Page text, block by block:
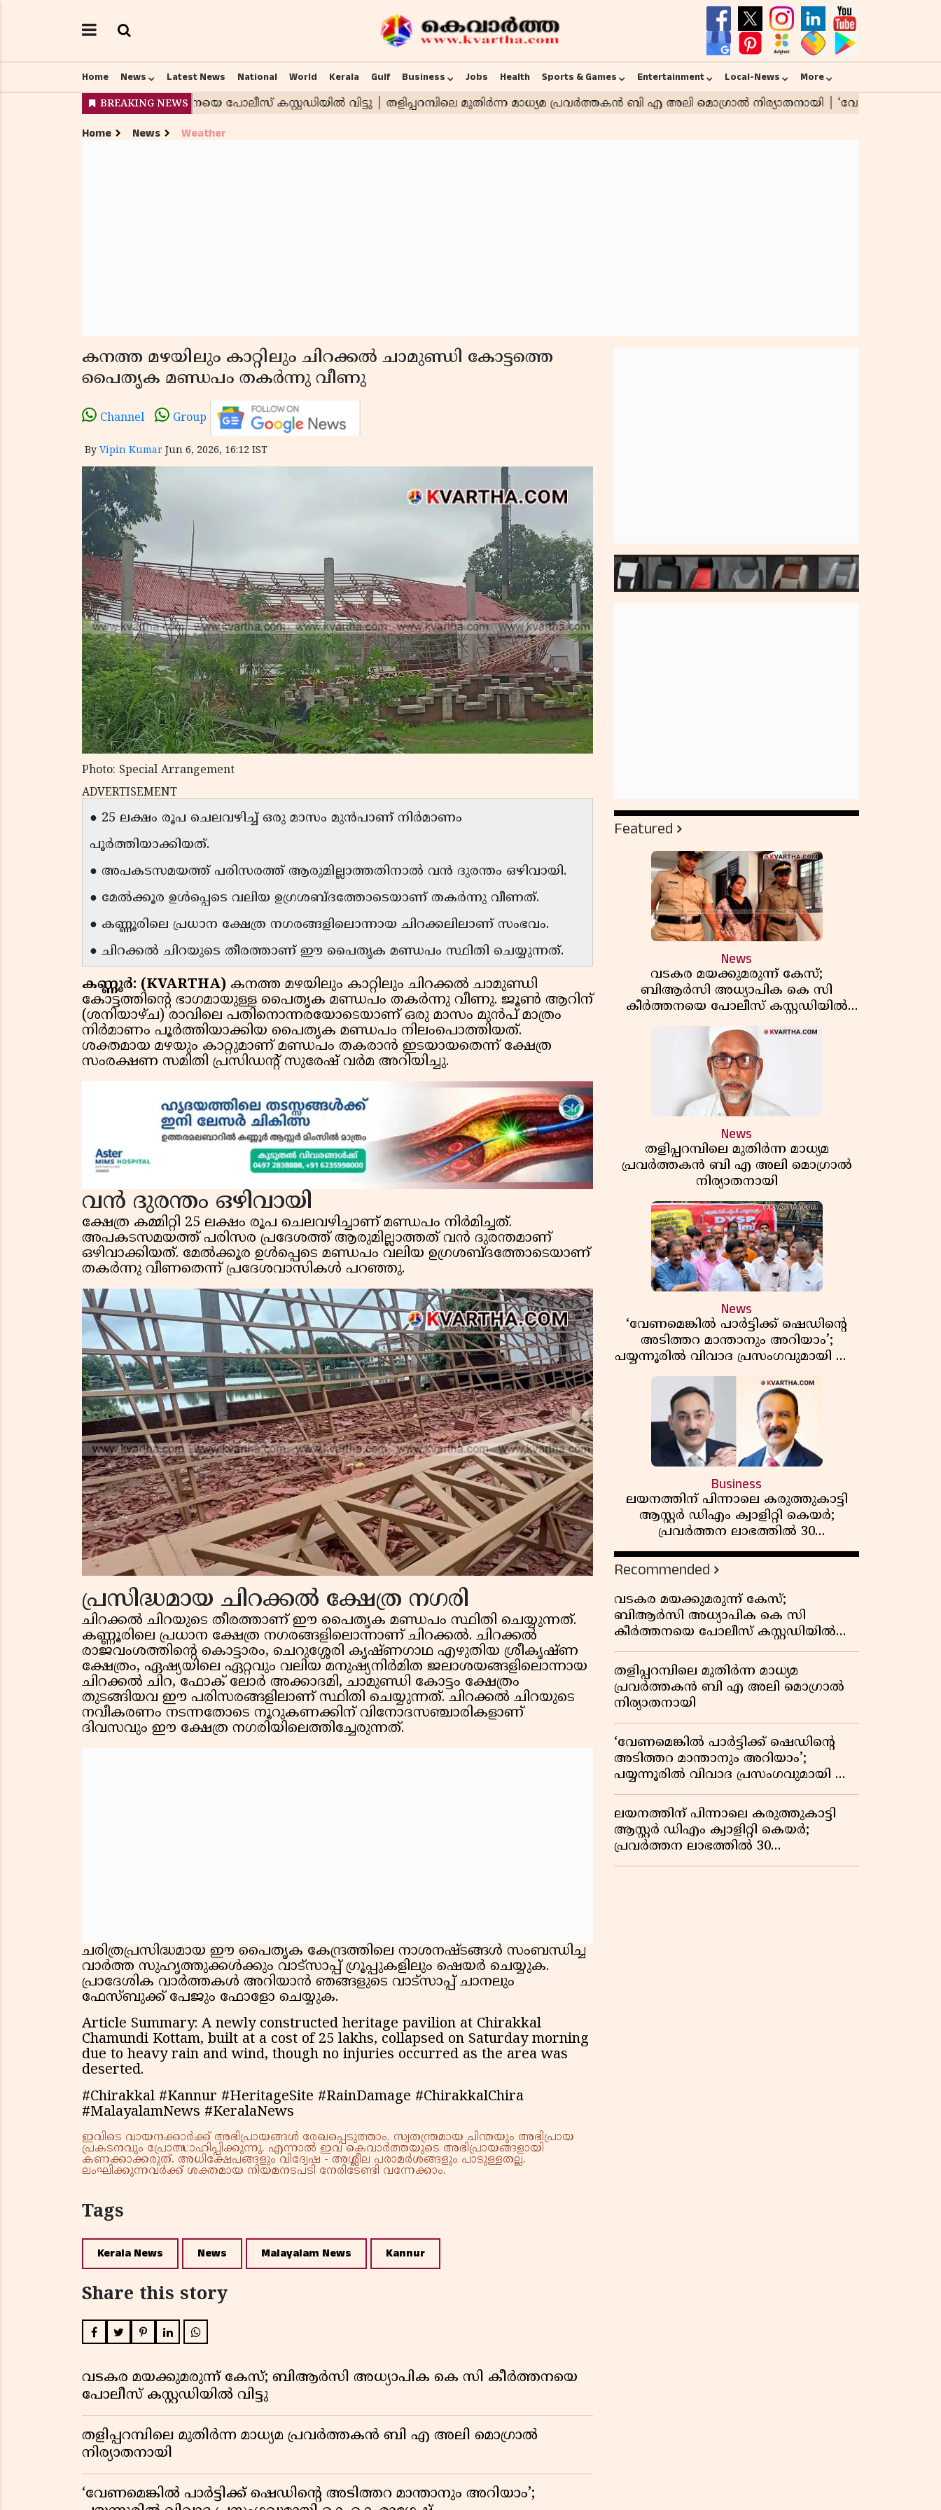
Home News Latest News National World Kerala Gulf Business Jobs Health Sports & Games Entertainment Local-News More
Home News Weather
കനത്ത മഴയിലും കാറ്റിലും ചിറക്കൽ ചാമുണ്ഡി കോട്ടത്തെ
പൈതൃക മണ്ഡപം തകർന്നു വീണു
Channel Group
By Vipin Kumar Jun 6, 2026, 16:12 IST
Photo: Special Arrangement
ADVERTISEMENT
● 25 ലക്ഷം രൂപ ചെലവഴിച്ച് ഒരു മാസം മുൻപാണ് നിർമാണം
പൂർത്തിയാക്കിയത്.
● അപകടസമയത്ത് പരിസരത്ത് ആരുമില്ലാത്തതിനാൽ വൻ ദുരന്തം ഒഴിവായി.
● മേൽക്കൂര ഉൾപ്പെടെ വലിയ ഉഗ്രശബ്ദത്തോടെയാണ് തകർന്നു വീണത്.
● കണ്ണൂരിലെ പ്രധാന ക്ഷേത്ര നഗരങ്ങളിലൊന്നായ ചിറക്കലിലാണ് സംഭവം.
● ചിറക്കൽ ചിറയുടെ തീരത്താണ് ഈ പൈതൃക മണ്ഡപം സ്ഥിതി ചെയ്യുന്നത്.
കണ്ണൂർ: (KVARTHA) കനത്ത മഴയിലും കാറ്റിലും ചിറക്കൽ ചാമുണ്ഡി
കോട്ടത്തിൻ്റെ ഭാഗമായുള്ള പൈതൃക മണ്ഡപം തകർന്നു വീണു. ജൂൺ ആറിന്
(ശനിയാഴ്ച) രാവിലെ പതിനൊന്നരയോടെയാണ് ഒരു മാസം മുൻപ് മാത്രം
നിർമാണം പൂർത്തിയാക്കിയ പൈതൃക മണ്ഡപം നിലംപൊത്തിയത്.
ശക്തമായ മഴയും കാറ്റുമാണ് മണ്ഡപം തകരാൻ ഇടയായതെന്ന് ക്ഷേത്ര
സംരക്ഷണ സമിതി പ്രസിഡൻ്റ് സുരേഷ് വർമ അറിയിച്ചു.
വൻ ദുരന്തം ഒഴിവായി
ക്ഷേത്ര കമ്മിറ്റി 25 ലക്ഷം രൂപ ചെലവഴിച്ചാണ് മണ്ഡപം നിർമിച്ചത്.
അപകടസമയത്ത് പരിസര പ്രദേശത്ത് ആരുമില്ലാത്തത് വൻ ദുരന്തമാണ്
ഒഴിവാക്കിയത്. മേൽക്കൂര ഉൾപ്പെടെ മണ്ഡപം വലിയ ഉഗ്രശബ്ദത്തോടെയാണ്
തകർന്നു വീണതെന്ന് പ്രദേശവാസികൾ പറഞ്ഞു.
പ്രസിദ്ധമായ ചിറക്കൽ ക്ഷേത്ര നഗരി
ചിറക്കൽ ചിറയുടെ തീരത്താണ് ഈ പൈതൃക മണ്ഡപം സ്ഥിതി ചെയ്യുന്നത്.
കണ്ണൂരിലെ പ്രധാന ക്ഷേത്ര നഗരങ്ങളിലൊന്നാണ് ചിറക്കൽ. ചിറക്കൽ
രാജവംശത്തിൻ്റെ കൊട്ടാരം, ചെറുശ്ശേരി കൃഷ്ണഗാഥ എഴുതിയ ശ്രീകൃഷ്ണ
ക്ഷേത്രം, ഏഷ്യയിലെ ഏറ്റവും വലിയ മനുഷ്യനിർമിത ജലാശയങ്ങളിലൊന്നായ
ചിറക്കൽ ചിറ, ഫോക് ലോർ അക്കാദമി, ചാമുണ്ഡി കോട്ടം ക്ഷേത്രം
തുടങ്ങിയവ ഈ പരിസരങ്ങളിലാണ് സ്ഥിതി ചെയ്യുന്നത്. ചിറക്കൽ ചിറയുടെ
നവീകരണം നടന്നതോടെ നൂറുകണക്കിന് വിനോദസഞ്ചാരികളാണ്
ദിവസവും ഈ ക്ഷേത്ര നഗരിയിലെത്തിച്ചേരുന്നത്.
ചരിത്രപ്രസിദ്ധമായ ഈ പൈതൃക കേന്ദ്രത്തിലെ നാശനഷ്ടങ്ങൾ സംബന്ധിച്ച
വാർത്ത സുഹൃത്തുക്കൾക്കും വാട്സാപ്പ് ഗ്രൂപ്പുകളിലും ഷെയർ ചെയ്യുക.
പ്രാദേശിക വാർത്തകൾ അറിയാൻ ഞങ്ങളുടെ വാട്സാപ്പ് ചാനലും
ഫേസ്ബുക്ക് പേജും ഫോളോ ചെയ്യുക.
Article Summary: A newly constructed heritage pavilion at Chirakkal
Chamundi Kottam, built at a cost of 25 lakhs, collapsed on Saturday morning
due to heavy rain and wind, though no injuries occurred as the area was
deserted.
#Chirakkal #Kannur #HeritageSite #RainDamage #ChirakkalChira
#MalayalamNews #KeralaNews
ഇവിടെ വായനക്കാർക്ക് അഭിപ്രായങ്ങൾ രേഖപ്പെടുത്താം. സ്വതന്ത്രമായ ചിന്തയും അഭിപ്രായ
പ്രകടനവും പ്രോത്സാഹിപ്പിക്കുന്നു. എന്നാൽ ഇവ കെവാർത്തയുടെ അഭിപ്രായങ്ങളായി
കണക്കാക്കരുത്. അധിക്ഷേപങ്ങളും വിദ്വേഷ - അശ്ലീല പരാമർശങ്ങളും പാടുള്ളതല്ല.
ലംഘിക്കുന്നവർക്ക് ശക്തമായ നിയമനടപടി നേരിടേണ്ടി വന്നേക്കാം.
Tags
Kerala News News Malayalam News Kannur
Share this story
വടകര മയക്കുമരുന്ന് കേസ്; ബിആർസി അധ്യാപിക കെ സി കീർത്തനയെ
പോലീസ് കസ്റ്റഡിയിൽ വിട്ടു
തളിപ്പറമ്പിലെ മുതിർന്ന മാധ്യമ പ്രവർത്തകൻ ബി എ അലി മൊഗ്രാൽ
നിര്യാതനായി
‘വേണമെങ്കിൽ പാർട്ടിക്ക് ഷെഡിൻ്റെ അടിത്തറ മാന്താനും അറിയാം’;
Featured
News
വടകര മയക്കുമരുന്ന് കേസ്;
ബിആർസി അധ്യാപിക കെ സി
കീർത്തനയെ പോലീസ് കസ്റ്റഡിയിൽ
News
തളിപ്പറമ്പിലെ മുതിർന്ന മാധ്യമ
പ്രവർത്തകൻ ബി എ അലി മൊഗ്രാൽ
നിര്യാതനായി
News
‘വേണമെങ്കിൽ പാർട്ടിക്ക് ഷെഡിൻ്റെ
അടിത്തറ മാന്താനും അറിയാം’;
പയ്യന്നൂരിൽ വിവാദ പ്രസംഗവുമായി കെ
കെ രാഗേഷ്
Business
ലയനത്തിന് പിന്നാലെ കരുത്തുകാട്ടി
ആസ്റ്റർ ഡിഎം ക്വാളിറ്റി കെയർ;
പ്രവർത്തന ലാഭത്തിൽ 30
ശതമാനത്തിൻ്റെ വളർച്ച,
വരുമാനത്തിലും ലാഭത്തിലും വൻ
കുതിപ്പ് രേഖപ്പെടുത്തി ആദ്യ പാദ
റിപ്പോർട്ട് പുറത്ത്
Recommended
വടകര മയക്കുമരുന്ന് കേസ്;
ബിആർസി അധ്യാപിക കെ സി
കീർത്തനയെ പോലീസ് കസ്റ്റഡിയിൽ
വിട്ടു
തളിപ്പറമ്പിലെ മുതിർന്ന മാധ്യമ
പ്രവർത്തകൻ ബി എ അലി മൊഗ്രാൽ
നിര്യാതനായി
‘വേണമെങ്കിൽ പാർട്ടിക്ക് ഷെഡിൻ്റെ
അടിത്തറ മാന്താനും അറിയാം’;
പയ്യന്നൂരിൽ വിവാദ പ്രസംഗവുമായി കെ
കെ രാഗേഷ്
ലയനത്തിന് പിന്നാലെ കരുത്തുകാട്ടി
ആസ്റ്റർ ഡിഎം ക്വാളിറ്റി കെയർ;
പ്രവർത്തന ലാഭത്തിൽ 30
ശതമാനത്തിൻ്റെ വളർച്ച,